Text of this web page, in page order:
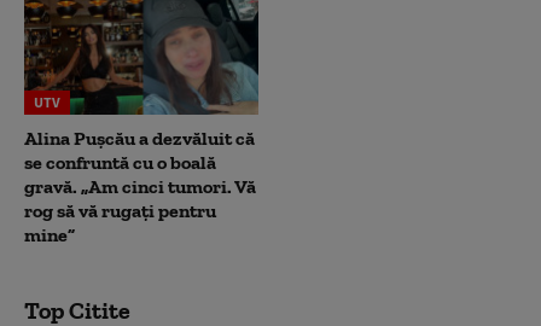
UTV
Alina Pușcău a dezvăluit că
se confruntă cu o boală
gravă. „Am cinci tumori. Vă
rog să vă rugați pentru
mine”
Top Citite